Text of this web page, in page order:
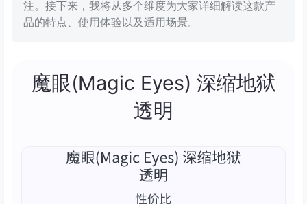
注。接下来，我将从多个维度为大家详细解读这款产
品的特点、使用体验以及适用场景。
魔眼(Magic Eyes) 深缩地狱
透明